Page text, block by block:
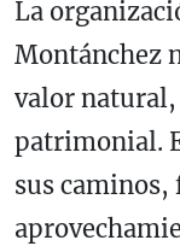
La
Montánchez
valor
patrimonial.
sus caminos,